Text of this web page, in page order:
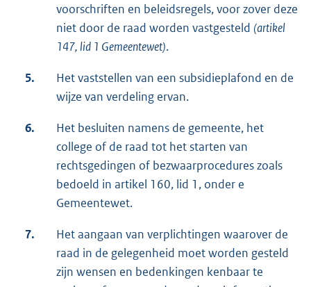
voorschriften en beleidsregels, voor zover deze
niet door de raad worden vastgesteld (artikel
147, lid 1 Gemeentewet).
5.
Het vaststellen van een subsidieplafond en de
wijze van verdeling ervan.
6.
Het besluiten namens de gemeente, het
college of de raad tot het starten van
rechtsgedingen of bezwaarprocedures zoals
bedoeld in artikel 160, lid 1, onder e
Gemeentewet.
7.
Het aangaan van verplichtingen waarover de
raad in de gelegenheid moet worden gesteld
zijn wensen en bedenkingen kenbaar te